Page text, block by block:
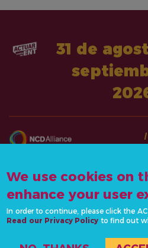
31 de
info@actonncds.org
www.ncdalliance.org
We use cookies on
enhance your user
In order to continue, please click the
Read our Privacy Policy to find out